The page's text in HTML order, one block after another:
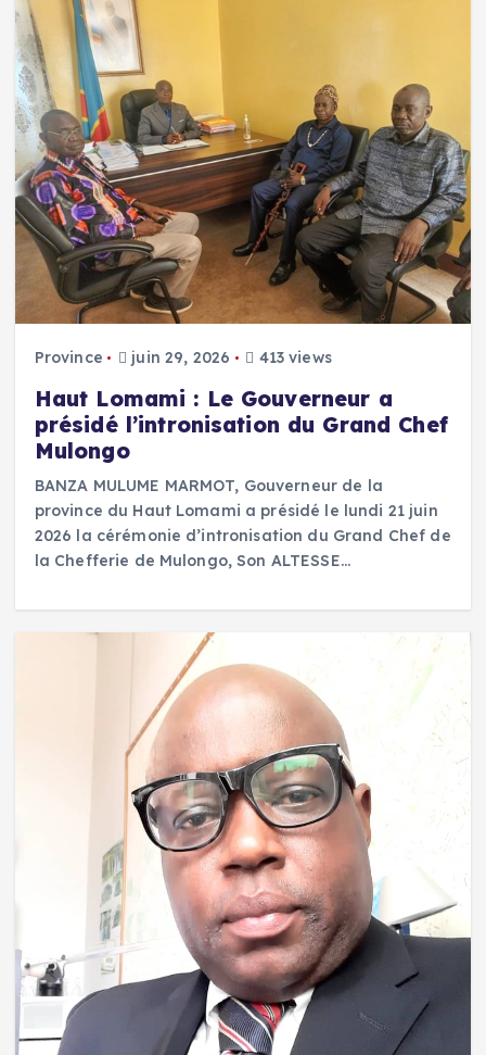
Province juin 29, 2026 413 views
Haut Lomami : Le Gouverneur a
présidé l’intronisation du Grand Chef
Mulongo
BANZA MULUME MARMOT, Gouverneur de la
province du Haut Lomami a présidé le lundi 21 juin
2026 la cérémonie d’intronisation du Grand Chef de
la Chefferie de Mulongo, Son ALTESSE…